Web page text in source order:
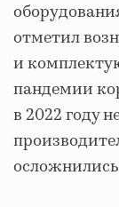
отметил
и
пандемии
в 2022 году